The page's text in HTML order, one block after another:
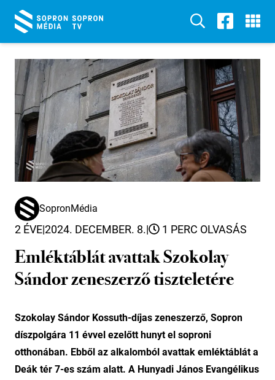
SopronMédia
2 ÉVE|2024. DECEMBER. 8.| 1 PERC OLVASÁS
Emléktáblát avattak Szokolay
Sándor zeneszerző tiszteletére
Szokolay Sándor Kossuth-díjas zeneszerző, Sopron
díszpolgára 11 évvel ezelőtt hunyt el soproni
otthonában. Ebből az alkalomból avattak emléktáblát a
Deák tér 7-es szám alatt. A Hunyadi János Evangélikus